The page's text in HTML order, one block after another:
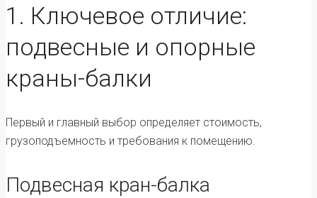
1. Ключевое отличие:
подвесные и опорные
краны-балки
Первый и главный выбор определяет стоимость,
грузоподъемность и требования к помещению.
Подвесная кран-балка